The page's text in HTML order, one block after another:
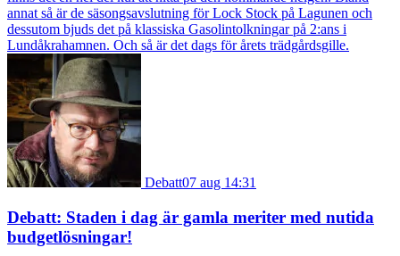
annat så är de säsongsavslutning för Lock Stock på Lagunen och
dessutom bjuds det på klassiska Gasolintolkningar på 2:ans i
Lundåkrahamnen. Och så är det dags för årets trädgårdsgille.
Debatt07 aug 14:31
Debatt: Staden i dag är gamla meriter med nutida
budgetlösningar!